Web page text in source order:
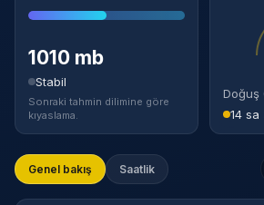
1010 mb
Stabil
Sonraki tahmin dilimine göre
kıyaslama.
Doğuş
14 sa
Genel bakış Saatlik